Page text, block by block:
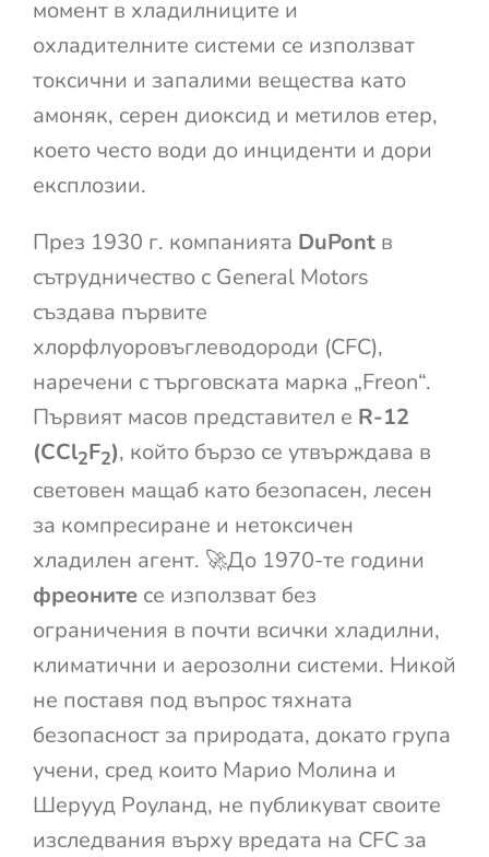
момент в хладилниците и
охладителните системи се използват
токсични и запалими вещества като
амоняк, серен диоксид и метилов етер,
което често води до инциденти и дори
експлозии.
През 1930 г. компанията DuPontв
сътрудничество с General Motors
създава първите
хлорфлуоровъглеводороди (CFC),
наречени с търговската марка „Freon“.
Първият масов представител е R-12
(CCl2F2), който бързо се утвърждава в
световен мащаб като безопасен, лесен
за компресиране и нетоксичен
хладилен агент. 🚀До 1970-те години
фреонитесе използват без
ограничения в почти всички хладилни,
климатични и аерозолни системи. Никой
не поставя под въпрос тяхната
безопасност за природата, докато група
учени, сред които Марио Молина и
Шерууд Роуланд, не публикуват своите
изследвания върху вредата на CFC за